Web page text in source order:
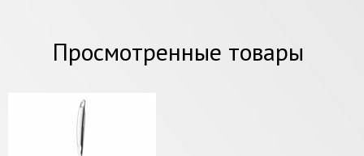
Просмотренные товары